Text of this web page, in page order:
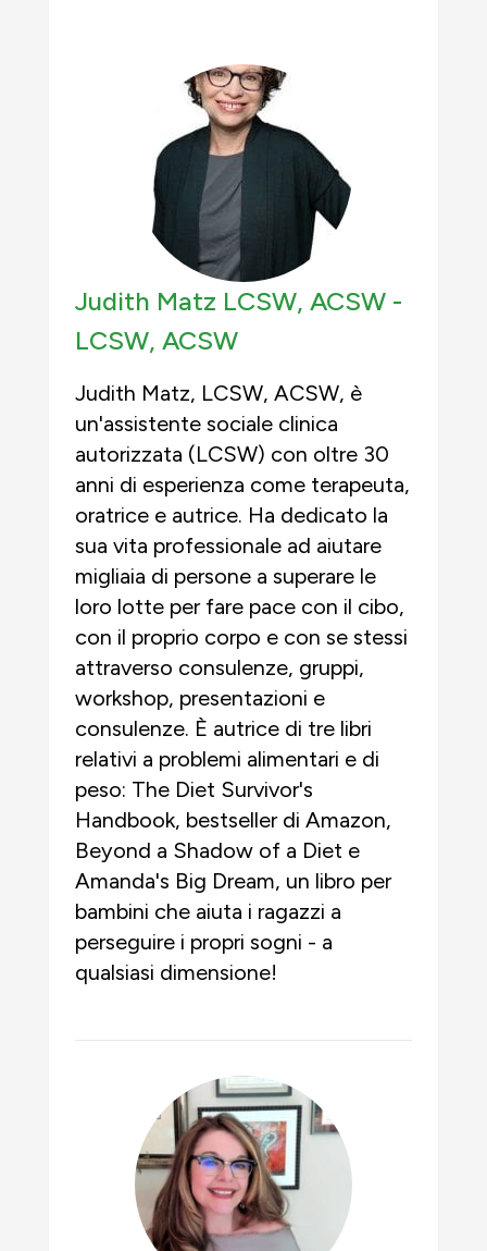
Judith Matz LCSW, ACSW -
LCSW, ACSW
Judith Matz, LCSW, ACSW, è
un'assistente sociale clinica
autorizzata (LCSW) con oltre 30
anni di esperienza come terapeuta,
oratrice e autrice. Ha dedicato la
sua vita professionale ad aiutare
migliaia di persone a superare le
loro lotte per fare pace con il cibo,
con il proprio corpo e con se stessi
attraverso consulenze, gruppi,
workshop, presentazioni e
consulenze. È autrice di tre libri
relativi a problemi alimentari e di
peso: The Diet Survivor's
Handbook, bestseller di Amazon,
Beyond a Shadow of a Diet e
Amanda's Big Dream, un libro per
bambini che aiuta i ragazzi a
perseguire i propri sogni - a
qualsiasi dimensione!